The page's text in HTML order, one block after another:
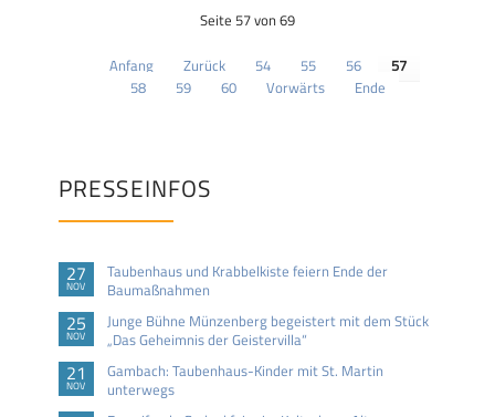
Seite 57 von 69
Anfang Zurück 54 55 56
57
58
59 60 Vorwärts Ende
PRESSEINFOS
27
NOV
Taubenhaus und Krabbelkiste feiern Ende der
Baumaßnahmen
25
NOV
Junge Bühne Münzenberg begeistert mit dem Stück
„Das Geheimnis der Geistervilla“
21
NOV
Gambach: Taubenhaus-Kinder mit St. Martin
unterwegs